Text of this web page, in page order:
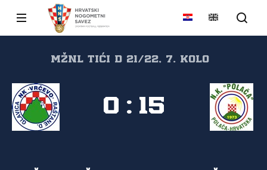
MŽNL TIĆI D 21/22, 7. kolo
0 : 15